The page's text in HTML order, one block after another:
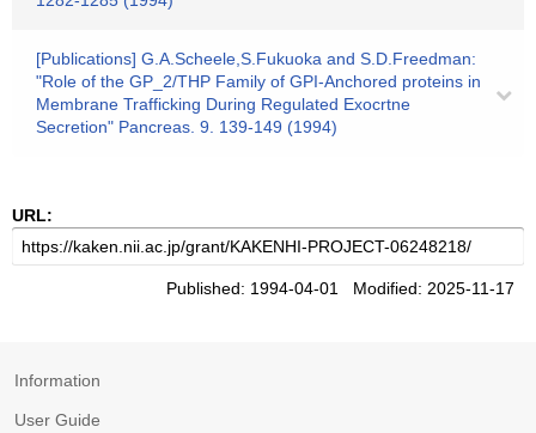
[Publications] G.A.Scheele,S.Fukuoka and S.D.Freedman:
"Role of the GP_2/THP Family of GPI-Anchored proteins in
Membrane Trafficking During Regulated Exocrtne
Secretion" Pancreas. 9. 139-149 (1994)
URL:
Published: 1994-04-01 Modified: 2025-11-17
Information
User Guide